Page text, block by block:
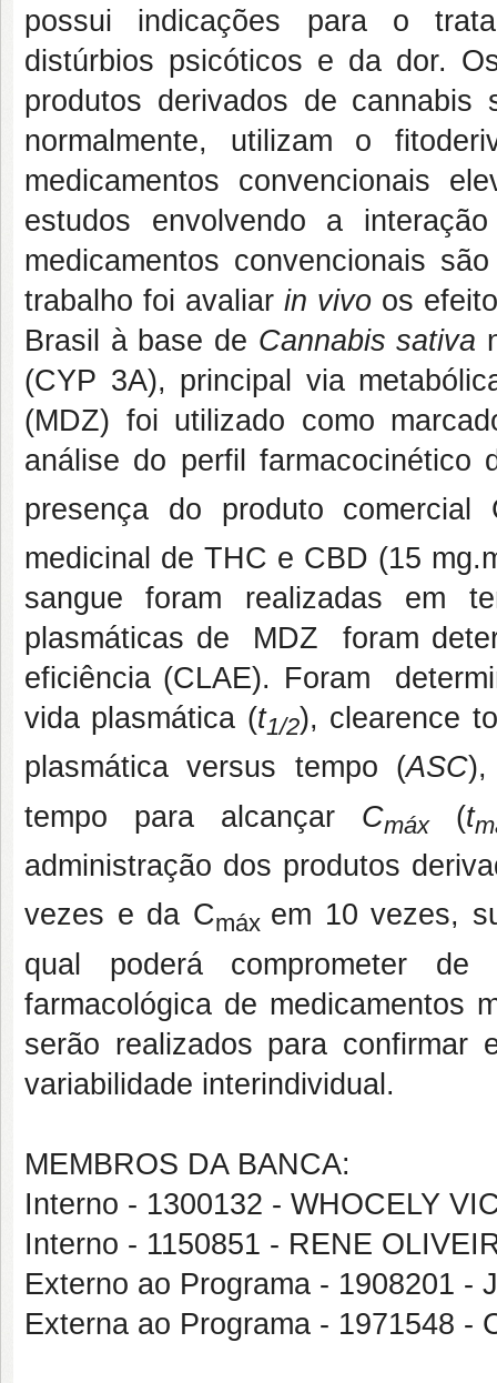
possui indicações para o
distúrbios psicóticos e da dor.
produtos derivados de cannabis
normalmente, utilizam o
medicamentos convencionais
estudos envolvendo a
medicamentos convencionais
trabalho foi avaliar in vivo os
Brasil à base de Cannabis sativa
(CYP 3A), principal via
(MDZ) foi utilizado como
análise do perfil
presença do produto comercial
medicinal de THC e CBD (15
sangue foram realizadas em
plasmáticas de MDZ foram
eficiência (CLAE). Foram
vida plasmática (t1/2), clearence
plasmática versus tempo (ASC),
tempo para alcançar Cmáx(t
administração dos produtos
vezes e da Cmáx em 10 vezes,
qual poderá comprometer de
farmacológica de medicamentos
serão realizados para
variabilidade interindividual.
MEMBROS DA BANCA:
Interno - 1300132 - WHOCELY
Interno - 1150851 - RENE
Externo ao Programa - 1908201 -
Externa ao Programa - 1971548 -